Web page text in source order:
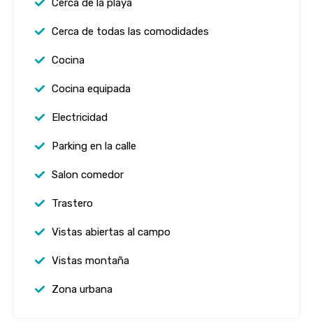
Cerca de la playa
Cerca de todas las comodidades
Cocina
Cocina equipada
Electricidad
Parking en la calle
Salon comedor
Trastero
Vistas abiertas al campo
Vistas montaña
Zona urbana